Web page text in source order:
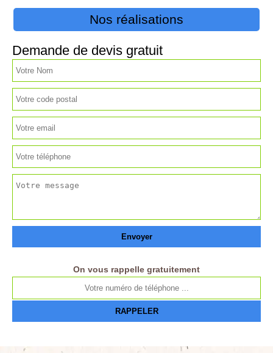
Nos réalisations
Demande de devis gratuit
On vous rappelle gratuitement